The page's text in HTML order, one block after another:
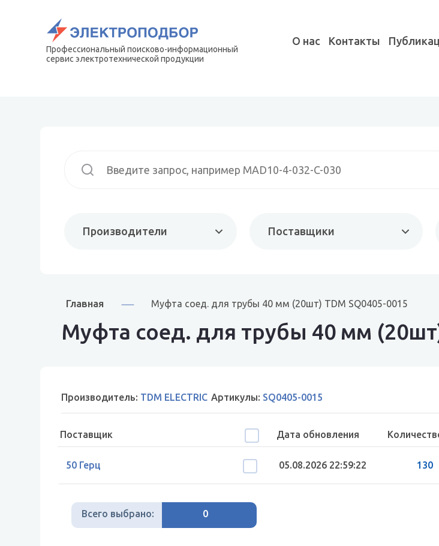
Профессиональный поисково-информационный
сервис электротехнической продукции
О нас Контакты
Производители Поставщики
Главная Муфта соед. для трубы 40 мм (20шт) TDM SQ0405-0015
Муфта соед. для трубы 40 мм (20шт)
Производитель: TDM ELECTRIC Артикулы: SQ0405-0015
Поставщик Дата обновления
50 Герц 05.08.2026 22:59:22 130
Всего выбрано: 0